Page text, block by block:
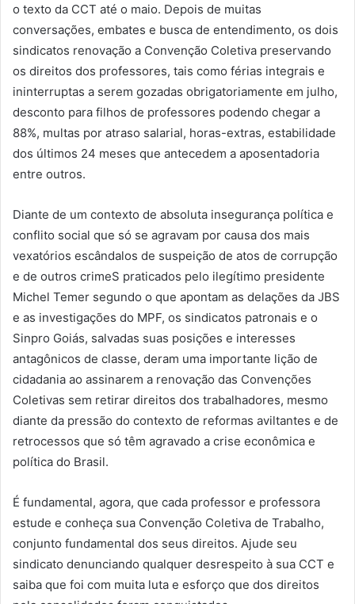
o texto da CCT até o maio. Depois de muitas
conversações, embates e busca de entendimento, os dois
sindicatos renovação a Convenção Coletiva preservando
os direitos dos professores, tais como férias integrais e
ininterruptas a serem gozadas obrigatoriamente em julho,
desconto para filhos de professores podendo chegar a
88%, multas por atraso salarial, horas-extras, estabilidade
dos últimos 24 meses que antecedem a aposentadoria
entre outros.
Diante de um contexto de absoluta insegurança política e
conflito social que só se agravam por causa dos mais
vexatórios escândalos de suspeição de atos de corrupção
e de outros crimeS praticados pelo ilegítimo presidente
Michel Temer segundo o que apontam as delações da JBS
e as investigações do MPF, os sindicatos patronais e o
Sinpro Goiás, salvadas suas posições e interesses
antagônicos de classe, deram uma importante lição de
cidadania ao assinarem a renovação das Convenções
Coletivas sem retirar direitos dos trabalhadores, mesmo
diante da pressão do contexto de reformas aviltantes e de
retrocessos que só têm agravado a crise econômica e
política do Brasil.
É fundamental, agora, que cada professor e professora
estude e conheça sua Convenção Coletiva de Trabalho,
conjunto fundamental dos seus direitos. Ajude seu
sindicato denunciando qualquer desrespeito à sua CCT e
saiba que foi com muita luta e esforço que dos direitos